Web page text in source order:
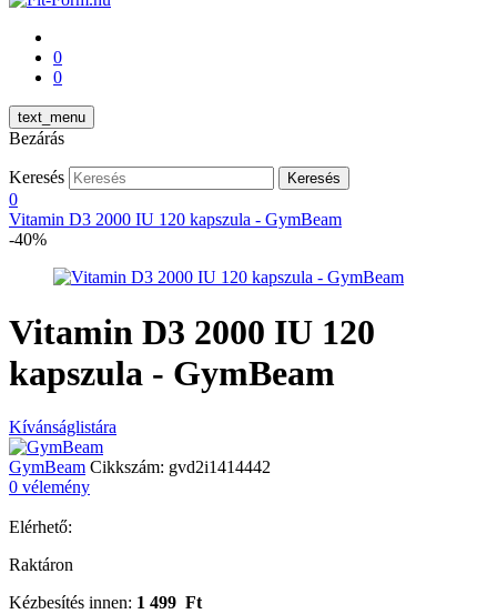
0
0
text_menu
Bezárás
Keresés Keresés
0
Vitamin D3 2000 IU 120 kapszula - GymBeam
-40%
Vitamin D3 2000 IU 120
kapszula - GymBeam
Kívánságlistára
GymBeam Cikkszám: gvd2i1414442
0 vélemény
Elérhető:
Raktáron
Kézbesítés innen: 1 499 Ft